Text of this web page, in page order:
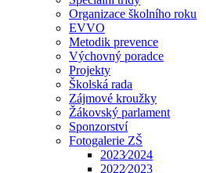
Organizace školního roku
EVVO
Metodik prevence
Výchovný poradce
Projekty
Školská rada
Zájmové kroužky
Žákovský parlament
Sponzorství
Fotogalerie ZŠ
2023⁄2024
2022⁄2023